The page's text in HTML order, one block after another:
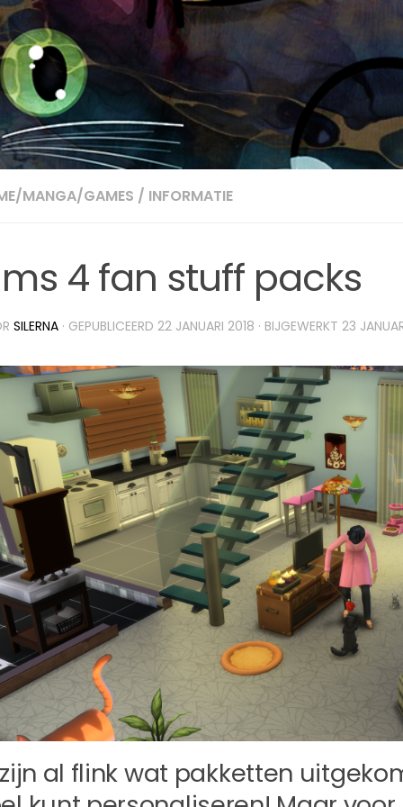
MANGA/GAMES / INFORMATIE
4 fan stuff packs
SILERNA · GEPUBLICEERD 22 JANUARI 2018 · BIJGEWERKT 23
al flink wat pakketten